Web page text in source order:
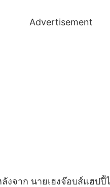
Advertisement
าก นายเฮงจ๊อบส์แฮปปี้